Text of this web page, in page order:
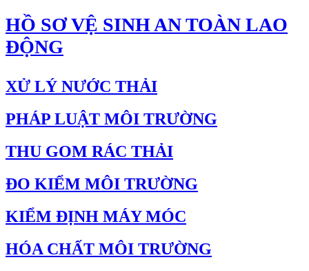
HỒ SƠ VỆ SINH AN TOÀN LAO
ĐỘNG
XỬ LÝ NƯỚC THẢI
PHÁP LUẬT MÔI TRƯỜNG
THU GOM RÁC THẢI
ĐO KIỂM MÔI TRƯỜNG
KIỂM ĐỊNH MÁY MÓC
HÓA CHẤT MÔI TRƯỜNG